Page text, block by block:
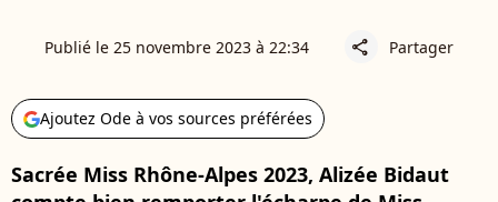
Publié le 25 novembre 2023 à 22:34 share Partager
Ajoutez Ode à vos sources préférées
Sacrée Miss Rhône-Alpes 2023, Alizée Bidaut